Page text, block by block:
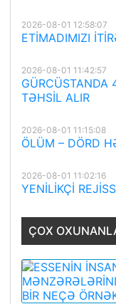
2026-08-01 12:58:07
ETİMADIMIZI
2026-08-01 11:42:57
TƏHSİL ALIR
2026-08-01 11:15:08
ÖLÜM – DÖRD
2026-08-01 11:02:16
YENİLİKÇİ
ÇOX